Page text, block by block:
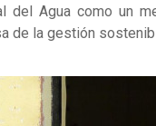
del Agua como un
de la gestión